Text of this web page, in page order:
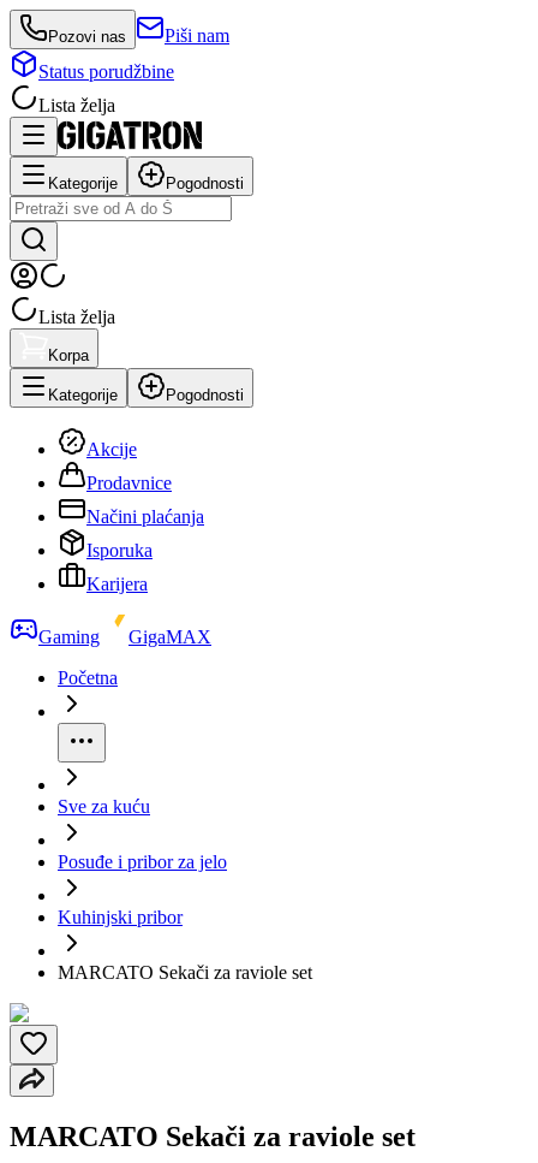
Pozovi nas
Piši nam
Status porudžbine
Lista želja
Kategorije Pogodnosti
Lista želja
Korpa
Kategorije Pogodnosti
Akcije
Prodavnice
Načini plaćanja
Isporuka
Karijera
Gaming
GigaMAX
Početna
Sve za kuću
Posuđe i pribor za jelo
Kuhinjski pribor
MARCATO Sekači za raviole set
MARCATO Sekači za raviole set